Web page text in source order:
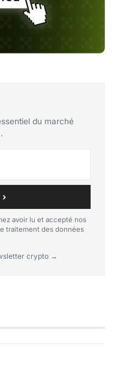
du marché
avoir lu et accepté nos
traitement des données
crypto →